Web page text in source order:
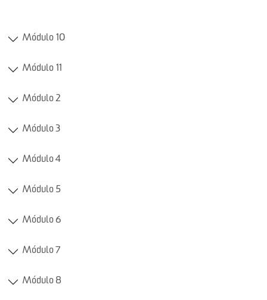
Módulo 10
Módulo 11
Módulo 2
Módulo 3
Módulo 4
Módulo 5
Módulo 6
Módulo 7
Módulo 8